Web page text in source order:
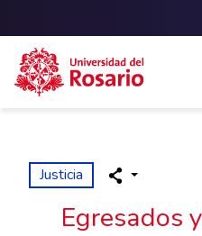
Skip to main content
Justicia
Egresados